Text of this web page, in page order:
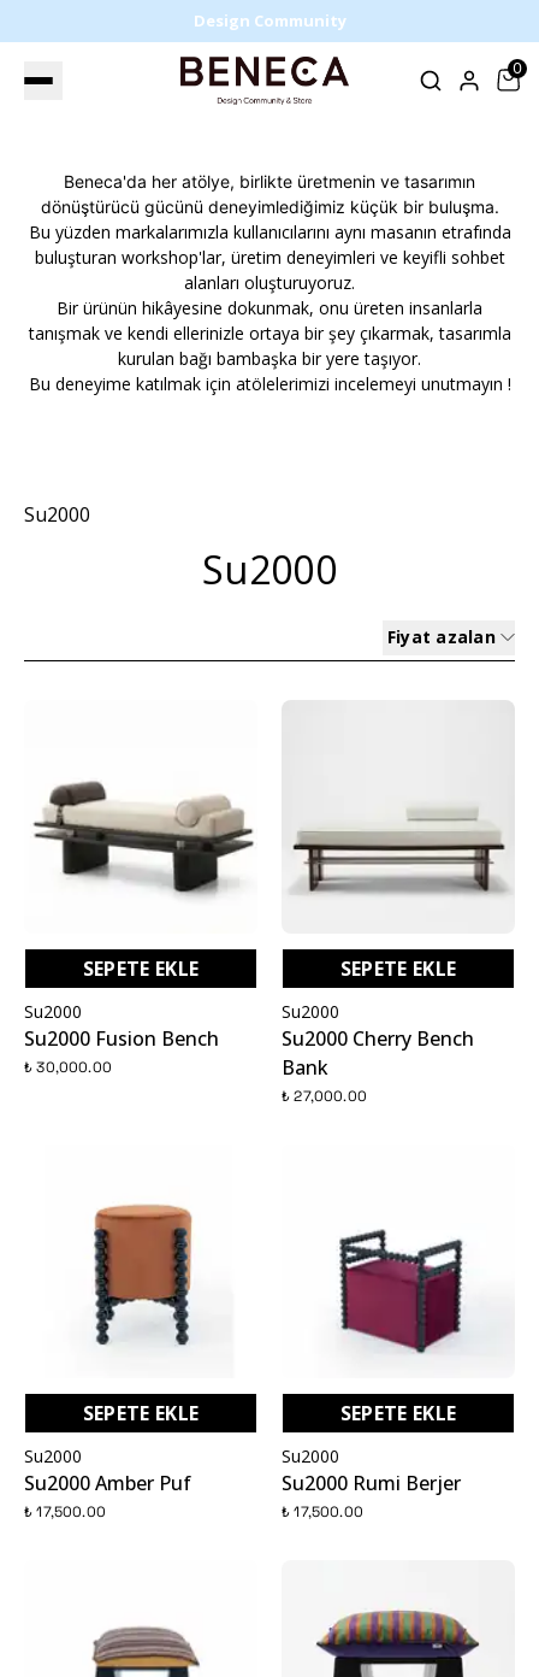
Design Community
0
Beneca'da her atölye, birlikte üretmenin ve tasarımın
dönüştürücü gücünü deneyimlediğimiz küçük bir buluşma.
Bu yüzden markalarımızla kullanıcılarını aynı masanın etrafında
buluşturan workshop'lar, üretim deneyimleri ve keyifli sohbet
alanları oluşturuyoruz.
Bir ürünün hikâyesine dokunmak, onu üreten insanlarla
tanışmak ve kendi ellerinizle ortaya bir şey çıkarmak, tasarımla
kurulan bağı bambaşka bir yere taşıyor.
Bu deneyime katılmak için atölelerimizi incelemeyi unutmayın !
Su2000
Su2000
Fiyat azalan
SEPETE EKLE
Su2000
Su2000 Fusion Bench
₺ 30,000.00
SEPETE EKLE
Su2000
Su2000 Cherry Bench
Bank
₺ 27,000.00
SEPETE EKLE
Su2000
Su2000 Amber Puf
₺ 17,500.00
SEPETE EKLE
Su2000
Su2000 Rumi Berjer
₺ 17,500.00